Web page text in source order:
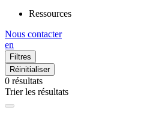
Ressources
Nous contacter
en
Filtres
Réinitialiser
0 résultats
Trier les résultats